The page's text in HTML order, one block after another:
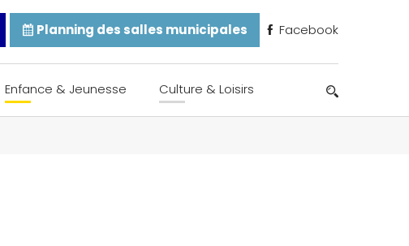
Planning des salles municipales Facebook
Enfance & Jeunesse Culture & Loisirs